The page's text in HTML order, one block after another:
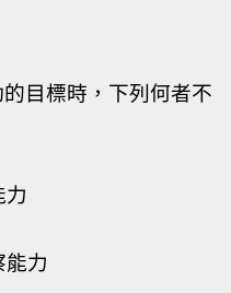
目標時，下列何者不
力
能力